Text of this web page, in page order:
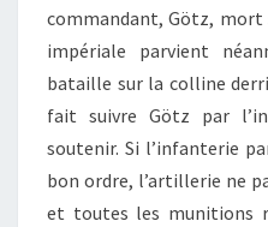
commandant, Götz, mort
impériale parvient
bataille sur la colline
fait suivre Götz par
soutenir. Si l’infanterie
bon ordre, l’artillerie ne
et toutes les munitions